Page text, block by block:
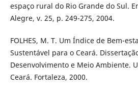
espaço rural do Rio Grande do Sul.
Alegre, v. 25, p. 249-275, 2004.
FOLHES, M. T. Um Índice de Bem-
Sustentável para o Ceará.
Desenvolvimento e Meio Ambiente.
Ceará. Fortaleza, 2000.